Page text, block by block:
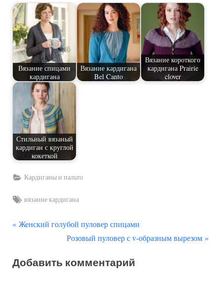
Вязание спицами
кардигана
Вязание кардигана
Bel Canto
Вязание короткого
кардигана Prairie
clover
Стильный вязаный
кардиган с круглой
кокеткой
Кардиганы и пальто
Tags:
вязание кардигана
Навигация
записям
П
д
Женский голубой пуловер спицами
С
е
Розовый пуловер с v-образным вырезом
Добавить комментарий